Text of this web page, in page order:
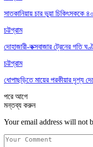
সাতকানিয়ায় চার ভুয়া চিকিৎসককে
চট্টগ্রাম
দোহাজারী-কক্সবাজার ট্রেনের গতি
চট্টগ্রাম
ধোপাছড়িতে মায়ের পরকীয়ার দৃশ্য
পরেআগে
মন্তব্য করুন
Your email address will not